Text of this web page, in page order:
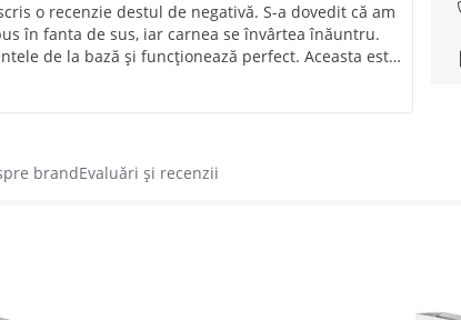
o recenzie destul de negativă. S-a dovedit că am
în fanta de sus, iar carnea se învârtea înăuntru.
de la bază și funcționează perfect. Aceasta este
o folosesc. Este un echipament foarte util.
să pregătești, îți ușurează mult munca.
brandEvaluări și recenzii